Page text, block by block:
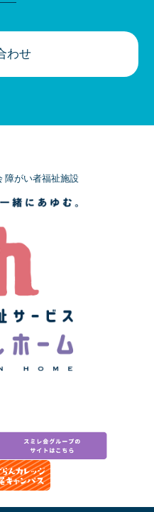
わせ
障がい者福祉施設